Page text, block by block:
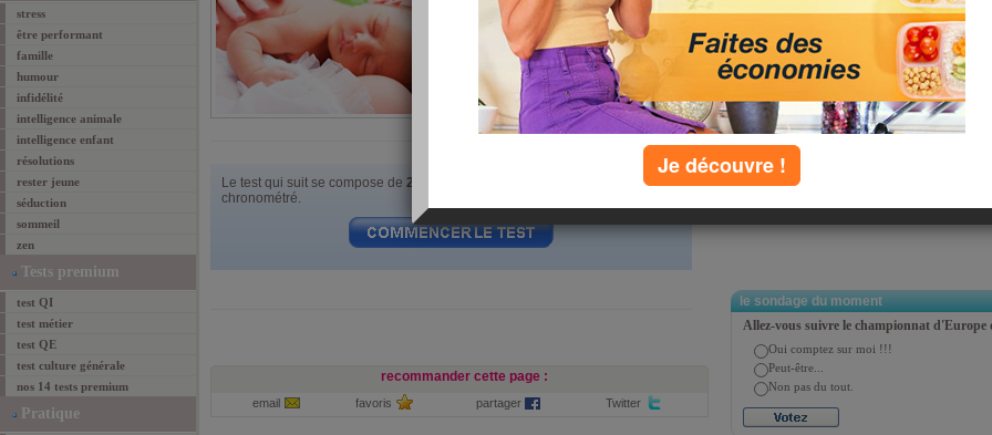
stress
être performant
famille
humour
infidélité
intelligence animale
intelligence enfant
résolutions
rester jeune
séduction
sommeil
zen
Tests premium
test QI
test métier
test QE
test culture générale
nos 14 tests premium
Pratique
petites têtes blondes !
Le test qui suit se compose de 20 questions
à choix multiples. Il n'est pas
chronométré.
recommander cette page :
email favoris partager Twitter
le sondage du moment
Allez-vous suivre le championnat d'Europe
Oui comptez sur moi !!!
Peut-être...
Non pas du tout.
Je découvre !